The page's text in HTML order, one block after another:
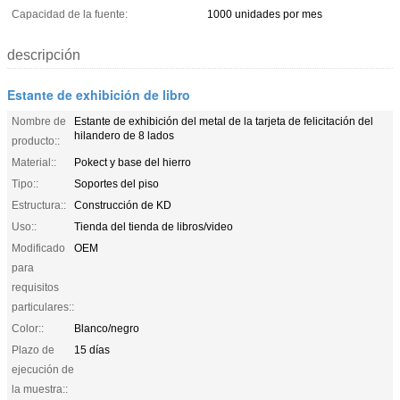
Capacidad de la fuente:
1000 unidades por mes
descripción
Estante de exhibición de libro
Nombre de
producto::
Estante de exhibición del metal de la tarjeta de felicitación del
hilandero de 8 lados
Material::
Pokect y base del hierro
Tipo::
Soportes del piso
Estructura::
Construcción de KD
Uso::
Tienda del tienda de libros/video
Modificado
para
requisitos
particulares::
OEM
Color::
Blanco/negro
Plazo de
ejecución de
la muestra::
15 días